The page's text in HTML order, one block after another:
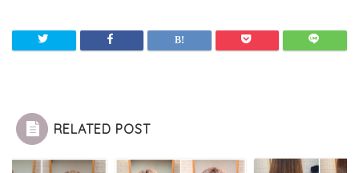
RELATED POST